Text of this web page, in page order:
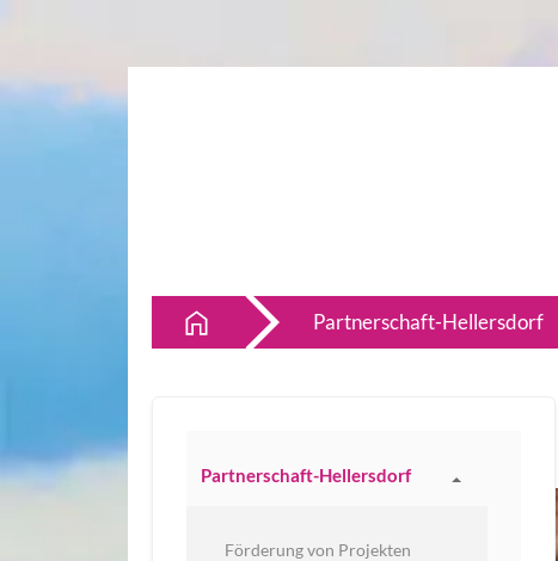
Partnerschaft-Hellersdorf
Partnerschaft-Hellersdorf
Förderung von Projekten